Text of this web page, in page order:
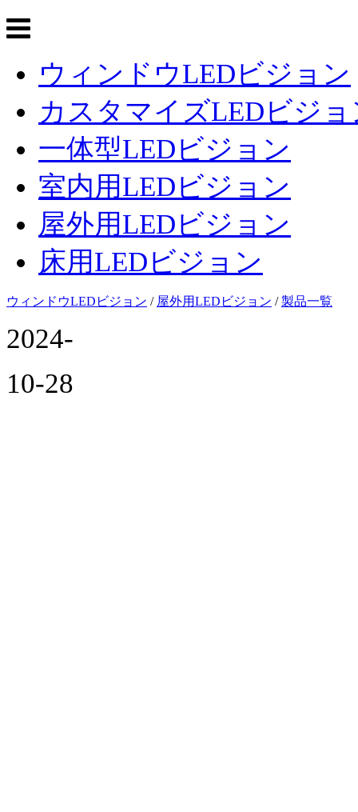
ウィンドウLEDビジョン
カスタマイズLEDビジョ
一体型LEDビジョン
室内用LEDビジョン
屋外用LEDビジョン
床用LEDビジョン
ウィンドウLEDビジョン / 屋外用LEDビジョン /製品一覧
2024-
10-28